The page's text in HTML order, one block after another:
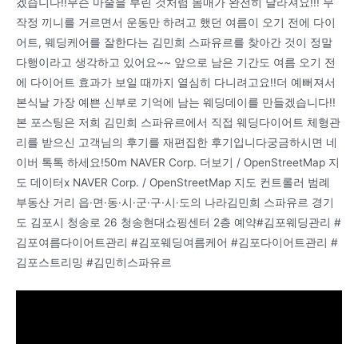
작정 끼니를 거르면서 운동만 하려고 했던 여름이 오기 전에 다이
어트, 웨딩케어를 잘한다는 김민희 스파유르를 찾아간 것이 정말
다행이라고 생각하고 있어요~~ 앞으로 남은 기간도 여름 오기 전
에 다이어트 효과가 보일 때까지 열심히 다니려고요!!더 예뻐져서
본식날 가장 예쁜 신부로 기억에 남는 웨딩데이를 만들겠습니다!!
본 포스팅은 저희 김민희 스파유르에서 직접 웨딩다이어트 체형관
리를 받으신 고객님의 후기를 재편집한 후기입니다궁금하시면 네
이버 톡톡 하세요!50m NAVER Corp. 더보기 / OpenStreetMap 지
도 데이터x NAVER Corp. / OpenStreetMap 지도 컨트롤러 범례
부동산 거리 읍·면·동·시·군·구·시·도의 나라김민희 스파유르 경기
도 김포시 청송로 26 청송현대쇼핑센터 2층 예약#김포웨딩관리 #
김포여름다이어트관리 #김포웨딩여름케어 #김포다이어트관리 #
김포스트리밍 #김민히스파유르